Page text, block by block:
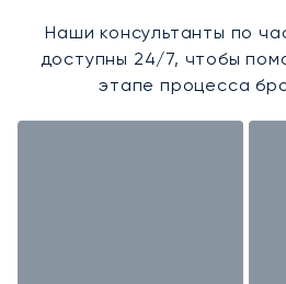
Наши консультанты по
доступны 24/7, чтобы
этапе процесса